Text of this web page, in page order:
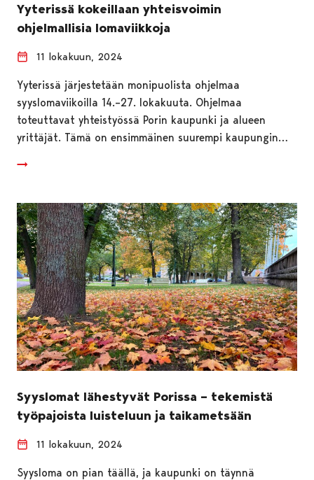
Yyterissä kokeillaan yhteisvoimin
ohjelmallisia lomaviikkoja
11 lokakuun, 2024
Yyterissä järjestetään monipuolista ohjelmaa
syyslomaviikoilla 14.–27. lokakuuta. Ohjelmaa
toteuttavat yhteistyössä Porin kaupunki ja alueen
yrittäjät. Tämä on ensimmäinen suurempi kaupungin…
Syyslomat lähestyvät Porissa – tekemistä
työpajoista luisteluun ja taikametsään
11 lokakuun, 2024
Syysloma on pian täällä, ja kaupunki on täynnä